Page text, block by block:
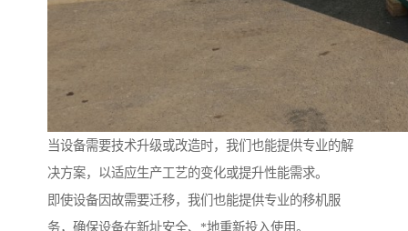
当设备需要技术升级或改造时，我们也能提供专业的解
决方案，以适应生产工艺的变化或提升性能需求。
即使设备因故需要迁移，我们也能提供专业的移机服
务，确保设备在新址安全、*地重新投入使用。